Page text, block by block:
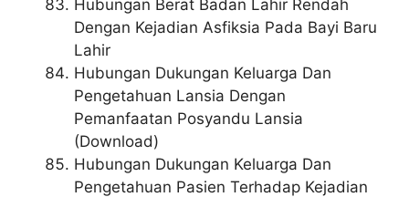
Hubungan Berat Badan Lahir Rendah
Dengan Kejadian Asfiksia Pada Bayi Baru
Lahir
Hubungan Dukungan Keluarga Dan
Pengetahuan Lansia Dengan
Pemanfaatan Posyandu Lansia
(Download)
Hubungan Dukungan Keluarga Dan
Pengetahuan Pasien Terhadap Kejadian